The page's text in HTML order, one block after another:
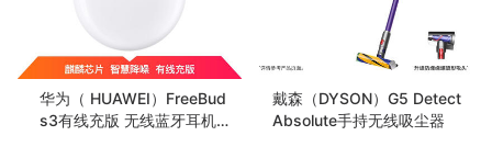
华为（ HUAWEI）FreeBud
s3有线充版 无线蓝牙耳机
戴森（DYSON）G5 Detect
Absolute手持无线吸尘器